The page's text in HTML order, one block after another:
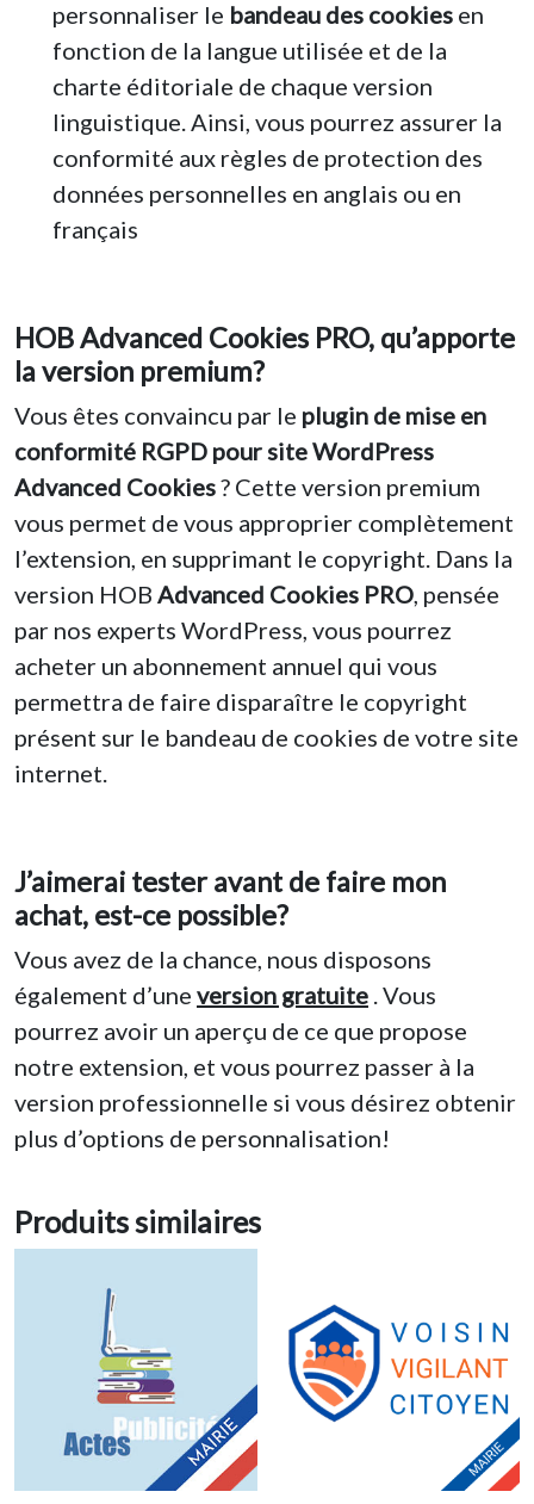
personnaliser le bandeau des cookies en
fonction de la langue utilisée et de la
charte éditoriale de chaque version
linguistique. Ainsi, vous pourrez assurer la
conformité aux règles de protection des
données personnelles en anglais ou en
français
HOB Advanced Cookies PRO, qu’apporte
la version premium?
Vous êtes convaincu par le plugin de mise en
conformité RGPD pour site WordPress
Advanced Cookies? Cette version premium
vous permet de vous approprier complètement
l’extension, en supprimant le copyright. Dans la
version HOB Advanced Cookies PRO, pensée
par nos experts WordPress, vous pourrez
acheter un abonnement annuel qui vous
permettra de faire disparaître le copyright
présent sur le bandeau de cookies de votre site
internet.
J’aimerai tester avant de faire mon
achat, est-ce possible?
Vous avez de la chance, nous disposons
également d’une version gratuite . Vous
pourrez avoir un aperçu de ce que propose
notre extension, et vous pourrez passer à la
version professionnelle si vous désirez obtenir
plus d’options de personnalisation!
Produits similaires